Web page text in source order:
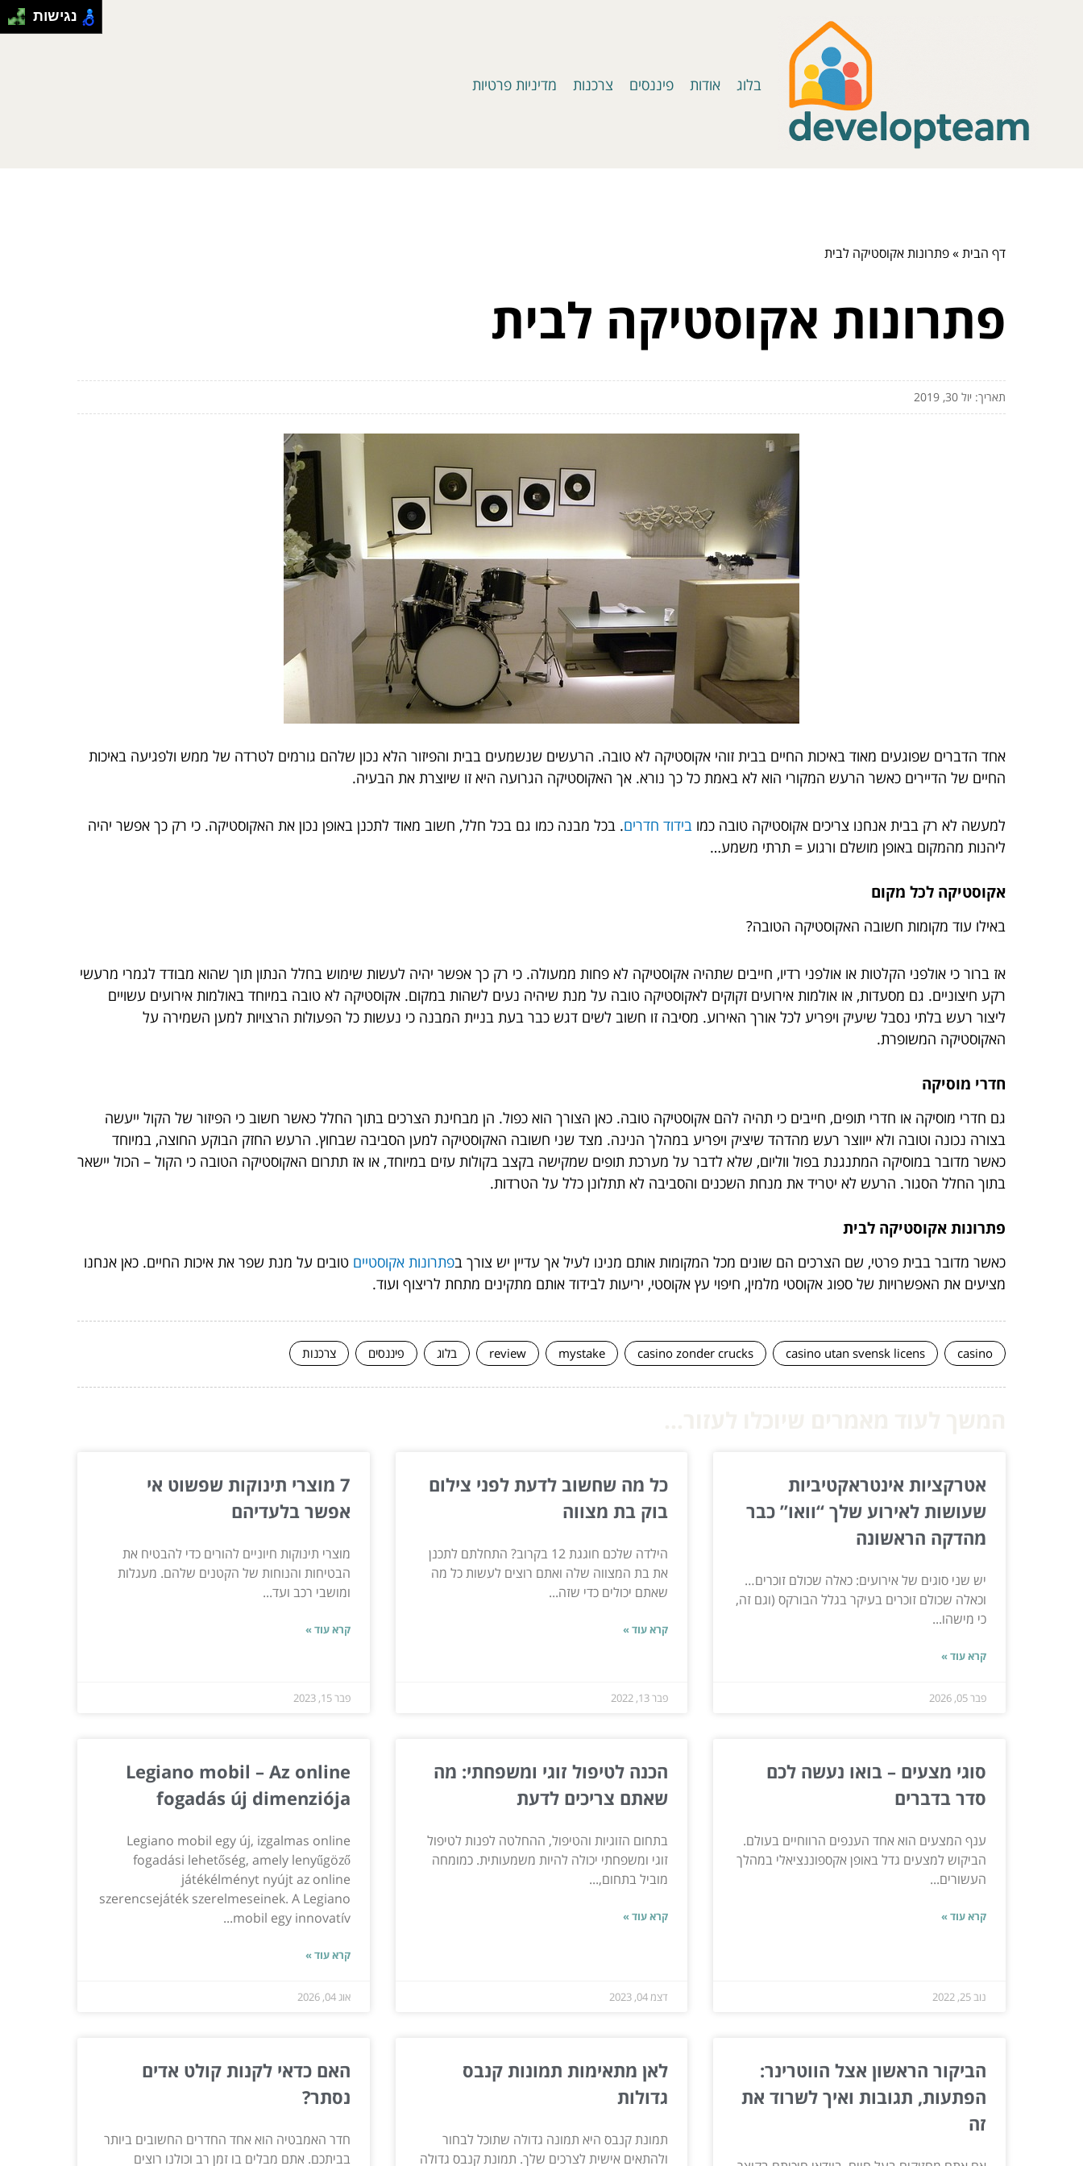
בלוג אודות פיננסים צרכנות מדיניות פרטיות
דף הבית»פתרונות אקוסטיקה לבית
פתרונות אקוסטיקה לבית
תאריך: יול 30, 2019
אחד הדברים שפוגעים מאוד באיכות החיים בבית זוהי אקוסטיקה לא טובה. הרעשים שנשמעים בבית והפיזור הלא נכון שלהם גורמים לטרדה של ממש ולפגיעה באיכות
החיים של הדיירים כאשר הרעש המקורי הוא לא באמת כל כך נורא. אך האקוסטיקה הגרועה היא זו שיוצרת את הבעיה.
למעשה לא רק בבית אנחנו צריכים אקוסטיקה טובה כמו בידוד חדרים. בכל מבנה כמו גם בכל חלל, חשוב מאוד לתכנן באופן נכון את האקוסטיקה. כי רק כך אפשר יהיה
ליהנות מהמקום באופן מושלם ורגוע = תרתי משמע…
אקוסטיקה לכל מקום
באילו עוד מקומות חשובה האקוסטיקה הטובה?
אז ברור כי אולפני הקלטות או אולפני רדיו, חייבים שתהיה אקוסטיקה לא פחות ממעולה. כי רק כך אפשר יהיה לעשות שימוש בחלל הנתון תוך שהוא מבודד לגמרי מרעשי
רקע חיצוניים. גם מסעדות, או אולמות אירועים זקוקים לאקוסטיקה טובה על מנת שיהיה נעים לשהות במקום. אקוסטיקה לא טובה במיוחד באולמות אירועים עשויים
ליצור רעש בלתי נסבל שיעיק ויפריע לכל אורך האירוע. מסיבה זו חשוב לשים דגש כבר בעת בניית המבנה כי נעשות כל הפעולות הרצויות למען השמירה על
האקוסטיקה המשופרת.
חדרי מוסיקה
גם חדרי מוסיקה או חדרי תופים, חייבים כי תהיה להם אקוסטיקה טובה. כאן הצורך הוא כפול. הן מבחינת הצרכים בתוך החלל כאשר חשוב כי הפיזור של הקול ייעשה
בצורה נכונה וטובה ולא ייווצר רעש מהדהד שיציק ויפריע במהלך הנינה. מצד שני חשובה האקוסטיקה למען הסביבה שבחוץ. הרעש החזק הבוקע החוצה, במיוחד
כאשר מדובר במוסיקה המתנגנת בפול ווליום, שלא לדבר על מערכת תופים שמקישה בקצב בקולות עזים במיוחד, או אז תתרום האקוסטיקה הטובה כי הקול – הכול יישאר
בתוך החלל הסגור. הרעש לא יטריד את מנחת השכנים והסביבה לא תתלונן כלל על הטרדות.
פתרונות אקוסטיקה לבית
כאשר מדובר בבית פרטי, שם הצרכים הם שונים מכל המקומות אותם מנינו לעיל אך עדיין יש צורך בפתרונות אקוסטיים טובים על מנת שפר את איכות החיים. כאן אנחנו
מציעים את האפשרויות של ספוג אקוסטי מלמין, חיפוי עץ אקוסטי, יריעות לבידוד אותם מתקינים מתחת לריצוף ועוד.
casino
casino utan svensk licens
casino zonder crucks
mystake
review בלוג פיננסים צרכנות
אטרקציות אינטראקטיביות
שעושות לאירוע שלך “וואו” כבר
מהדקה הראשונה
יש שני סוגים של אירועים: כאלה שכולם זוכרים…
וכאלה שכולם זוכרים בעיקר בגלל הבורקס (וגם זה,
כי מישהו...
קרא עוד »
פבר 05, 2026
כל מה שחשוב לדעת לפני צילום
בוק בת מצווה
הילדה שלכם חוגגת 12 בקרוב? התחלתם לתכנן
את בת המצווה שלה ואתם רוצים לעשות כל מה
שאתם יכולים כדי שזה...
קרא עוד »
פבר 13, 2022
7 מוצרי תינוקות שפשוט אי
אפשר בלעדיהם
מוצרי תינוקות חיוניים להורים כדי להבטיח את
הבטיחות והנוחות של הקטנים שלהם. מעגלות
ומושבי רכב ועד...
קרא עוד »
פבר 15, 2023
סוגי מצעים – בואו נעשה לכם
סדר בדברים
ענף המצעים הוא אחד הענפים הרווחיים בעולם.
הביקוש למצעים גדל באופן אקספוננציאלי במהלך
העשורים...
קרא עוד »
נוב 25, 2022
הכנה לטיפול זוגי ומשפחתי: מה
שאתם צריכים לדעת
בתחום הזוגיות והטיפול, ההחלטה לפנות לטיפול
זוגי ומשפחתי יכולה להיות משמעותית. כמומחה
מוביל בתחום,...
קרא עוד »
דצמ 04, 2023
Legiano mobil – Az online
fogadás új dimenziója
Legiano mobil egy új, izgalmas online
fogadási lehetőség, amely lenyűgöző
játékélményt nyújt az online
szerencsejáték szerelmeseinek. A Legiano
mobil egy innovatív...
קרא עוד »
אוג 04, 2026
הביקור הראשון אצל הווטרינר:
הפתעות, תגובות ואיך לשרוד את
זה
לאן מתאימות תמונות קנבס
גדולות
תמונת קנבס היא תמונה גדולה שתוכל לבחור
ולהתאים אישית לצרכים שלך. תמונת קנבס גדולה
האם כדאי לקנות קולט אדים
נסתר?
חדר האמבטיה הוא אחד החדרים החשובים ביותר
בביתכם. אתם מבלים בו זמן רב וכולנו רוצים
נגישות